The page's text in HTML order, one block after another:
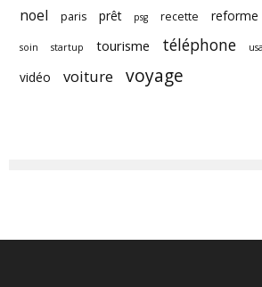
noel paris prêt psg recette reforme
soin startup tourisme téléphone usa
vidéo
voiture voyage